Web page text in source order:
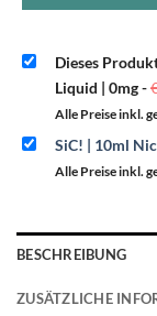
Dieses
Liquid | 0mg-
Alle Preise inkl.
SiC! | 10ml
Alle Preise inkl.
BESCHREIBUNG
ZUSÄTZLICHE